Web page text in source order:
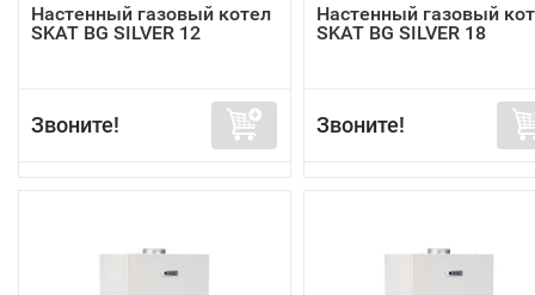
Настенный газовый котел
SKAT BG SILVER 12
Звоните!
Настенный газовый
SKAT BG SILVER 18
Звоните!